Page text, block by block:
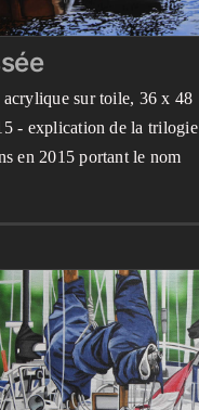
acrylique sur toile, 36 x 48
- explication de la trilogie
en 2015 portant le nom